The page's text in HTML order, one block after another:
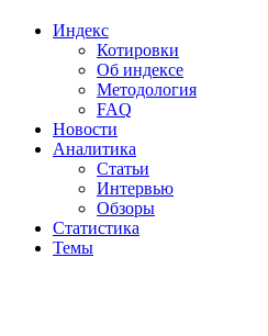
Индекс
Котировки
Об индексе
Методология
FAQ
Новости
Аналитика
Статьи
Интервью
Обзоры
Статистика
Темы